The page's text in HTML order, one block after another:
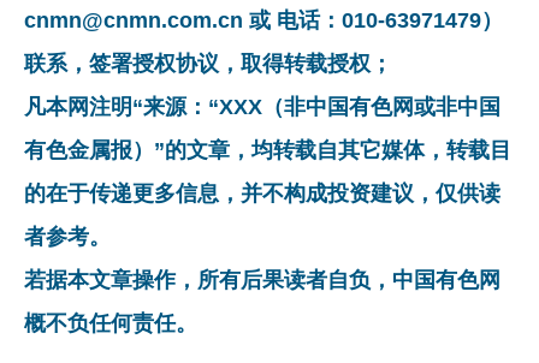
cnmn@cnmn.com.cn 或 电话：010-63971479）
联系，签署授权协议，取得转载授权；
凡本网注明“来源：“XXX（非中国有色网或非中国
有色金属报）”的文章，均转载自其它媒体，转载目
的在于传递更多信息，并不构成投资建议，仅供读
者参考。
若据本文章操作，所有后果读者自负，中国有色网
概不负任何责任。